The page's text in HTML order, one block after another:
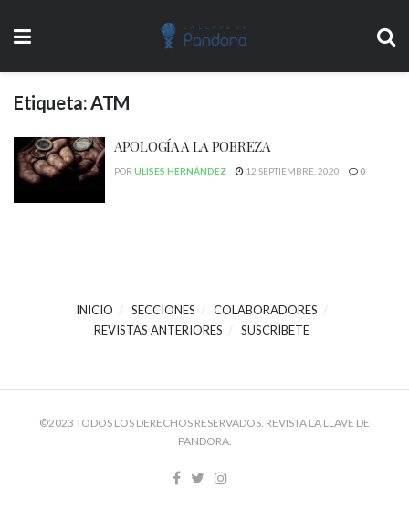
Etiqueta:ATM
APOLOGÍA A LA POBREZA
POR ULISES HERNÁNDEZ 12 SEPTIEMBRE, 2020 0
INICIO SECCIONES
COLABORADORES
REVISTAS ANTERIORES
SUSCRÍBETE
©2023 TODOS LOS DERECHOS RESERVADOS. REVISTA LA LLAVE DE
PANDORA.